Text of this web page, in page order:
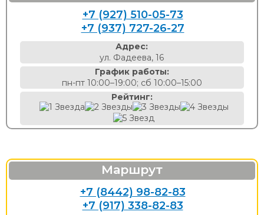
+7 (927) 510-05-73
+7 (937) 727-26-27
Адрес:
ул. Фадеева, 16
График работы:
пн-пт 10:00–19:00; сб 10:00–15:00
Рейтинг:
Маршрут
+7 (8442) 98-82-83
+7 (917) 338-82-83